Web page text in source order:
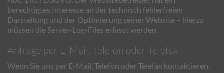
berechtigtes Interesse an der technisch fehlerfreien
Darstellung und der Optimierung seiner Website – hierzu
müssen die Server-Log-Files erfasst werden.
Anfrage per E-Mail, Telefon oder Telefax
Wenn Sie uns per E-Mail, Telefon oder Telefax kontaktieren,